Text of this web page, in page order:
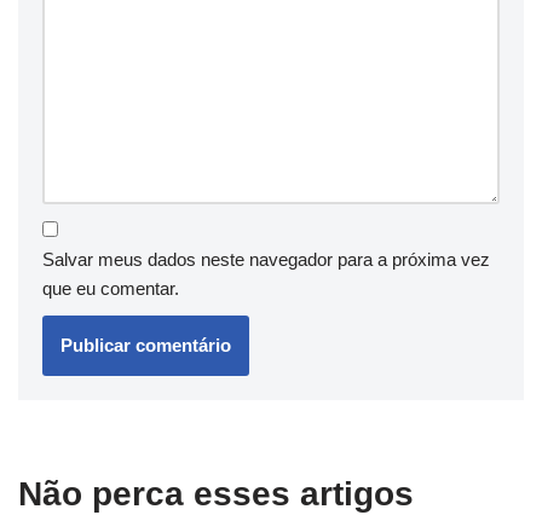
Salvar meus dados neste navegador para a próxima vez
que eu comentar.
Não perca esses artigos